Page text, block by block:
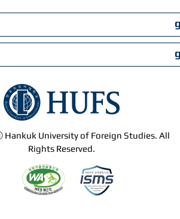
Hankuk University of Foreign Studies. All
Rights Reserved.